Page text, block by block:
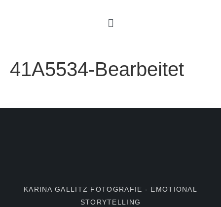
41A5534-Bearbeitet
KARINA GALLITZ FOTOGRAFIE - EMOTIONAL
STORYTELLING